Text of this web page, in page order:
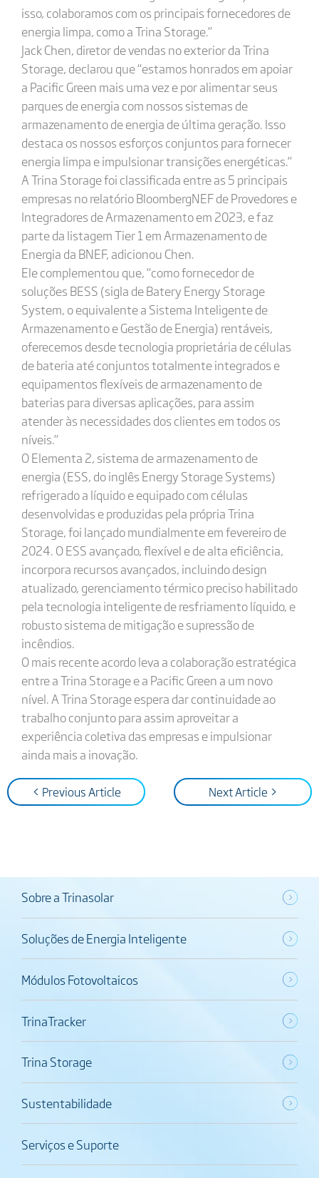
isso, colaboramos com os principais fornecedores de
energia limpa, como a Trina Storage.”
Jack Chen, diretor de vendas no exterior da Trina
Storage, declarou que “estamos honrados em apoiar
a Pacific Green mais uma vez e por alimentar seus
parques de energia com nossos sistemas de
armazenamento de energia de última geração. Isso
destaca os nossos esforços conjuntos para fornecer
energia limpa e impulsionar transições energéticas.”
A Trina Storage foi classificada entre as 5 principais
empresas no relatório BloombergNEF de Provedores e
Integradores de Armazenamento em 2023, e faz
parte da listagem Tier 1 em Armazenamento de
Energia da BNEF, adicionou Chen.
Ele complementou que, “como fornecedor de
soluções BESS (sigla de Batery Energy Storage
System, o equivalente a Sistema Inteligente de
Armazenamento e Gestão de Energia) rentáveis,
oferecemos desde tecnologia proprietária de células
de bateria até conjuntos totalmente integrados e
equipamentos flexíveis de armazenamento de
baterias para diversas aplicações, para assim
atender às necessidades dos clientes em todos os
níveis.”
O Elementa 2, sistema de armazenamento de
energia (ESS, do inglês Energy Storage Systems)
refrigerado a líquido e equipado com células
desenvolvidas e produzidas pela própria Trina
Storage, foi lançado mundialmente em fevereiro de
2024. O ESS avançado, flexível e de alta eficiência,
incorpora recursos avançados, incluindo design
atualizado, gerenciamento térmico preciso habilitado
pela tecnologia inteligente de resfriamento líquido, e
robusto sistema de mitigação e supressão de
incêndios.
O mais recente acordo leva a colaboração estratégica
entre a Trina Storage e a Pacific Green a um novo
nível. A Trina Storage espera dar continuidade ao
trabalho conjunto para assim aproveitar a
experiência coletiva das empresas e impulsionar
ainda mais a inovação.
< Previous Article Next Article >
Sobre a Trinasolar
Soluções de Energia Inteligente
Módulos Fotovoltaicos
TrinaTracker
Trina Storage
Sustentabilidade
Serviços e Suporte